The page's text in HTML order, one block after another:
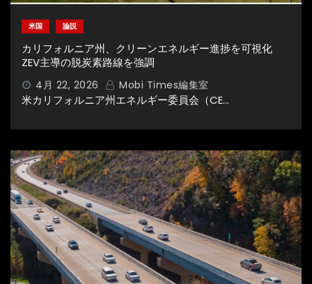
米国 論説
カリフォルニア州、クリーンエネルギー進捗を可視化
ZEV主導の脱炭素路線を強調
4月 22, 2026 Mobi Times編集室
米カリフォルニア州エネルギー委員会（CE…